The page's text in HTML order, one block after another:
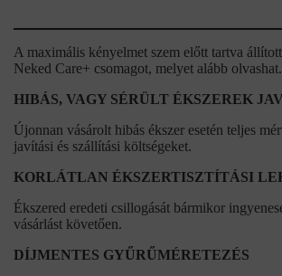
A maximális kényelmet szem előtt tartva
Neked Care+ csomagot, melyet alább olvashat.
HIBÁS, VAGY SÉRÜLT ÉKSZEREK
Újonnan vásárolt hibás ékszer esetén teljes
javítási és szállítási költségeket.
KORLÁTLAN ÉKSZERTISZTÍTÁSI
Ékszered eredeti csillogását bármikor
vásárlást követően.
DÍJMENTES GYŰRŰMÉRETEZÉS